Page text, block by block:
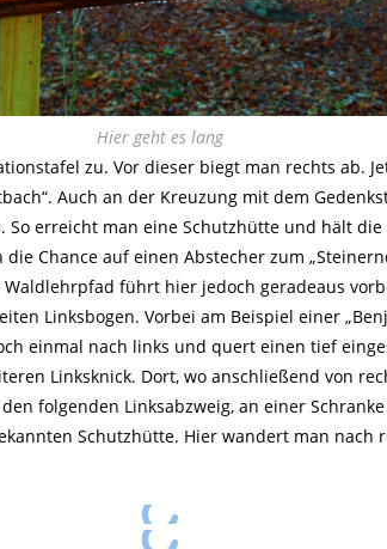
Hier geht es lang
zu. Vor dieser biegt man rechts ab.
Auch an der Kreuzung mit dem
So erreicht man eine Schutzhütte und hält
Chance auf einen Abstecher zum
führt hier jedoch geradeaus
Linksbogen. Vorbei am Beispiel einer
einmal nach links und quert einen tief
Linksknick. Dort, wo anschließend von
folgenden Linksabzweig, an einer
Schutzhütte. Hier wandert man nach